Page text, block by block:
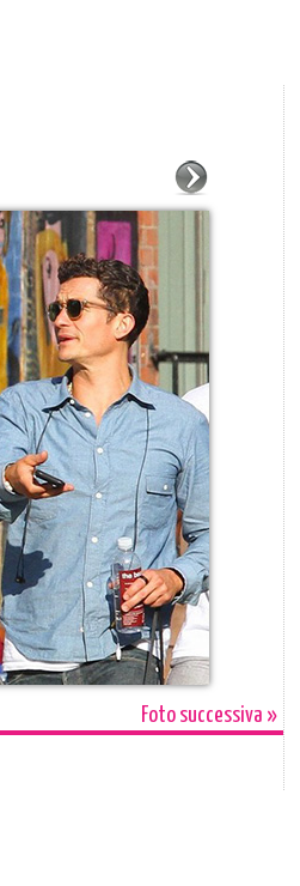
Foto successiva »